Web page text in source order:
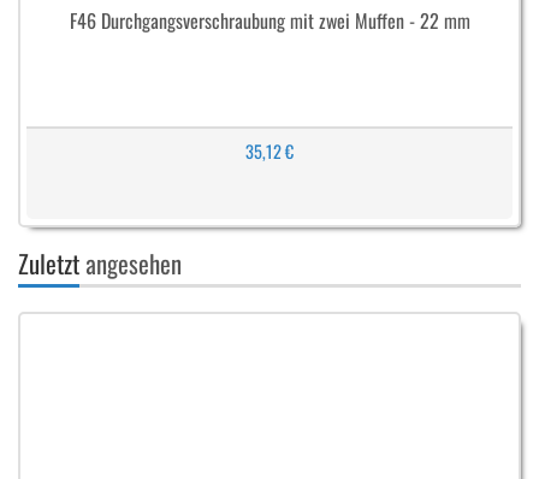
F46 Durchgangsverschraubung mit zwei Muffen - 22 mm
35,12 €
Zuletztangesehen